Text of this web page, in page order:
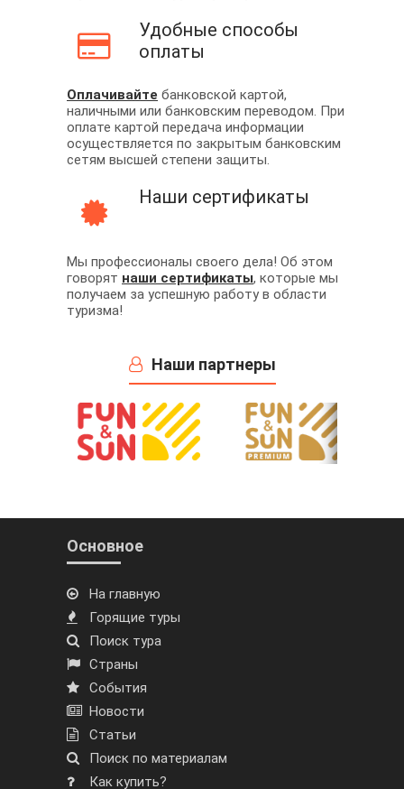
Удобные способы
оплаты
Оплачивайте банковской картой,
наличными или банковским переводом. При
оплате картой передача информации
осуществляется по закрытым банковским
сетям высшей степени защиты.
Наши сертификаты
Мы профессионалы своего дела! Об этом
говорят наши сертификаты, которые мы
получаем за успешную работу в области
туризма!
Наши партнеры
Основное
На главную
Горящие туры
Поиск тура
Страны
События
Новости
Статьи
Поиск по материалам
Как купить?